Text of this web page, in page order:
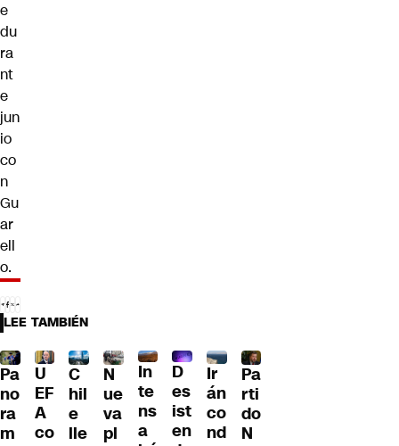
e
du
ra
nt
e
jun
io
co
n
Gu
ar
ell
o.
LEE TAMBIÉN
Pa
no
ra
m
U
EF
A
co
C
hil
e
lle
N
ue
va
pl
In
te
ns
a
D
es
ist
en
Ir
án
co
nd
Pa
rti
do
N